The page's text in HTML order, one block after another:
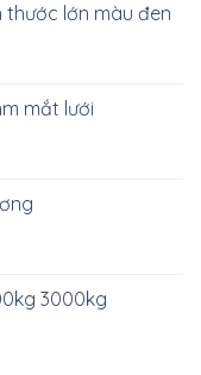
thước lớn màu đen
mắt lưới
3000kg